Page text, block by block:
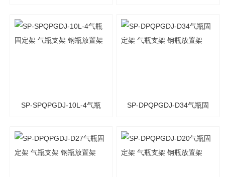
SP-SPQPGDJ-10L-4气瓶
架
SP-DPQPGDJ-D34气瓶固